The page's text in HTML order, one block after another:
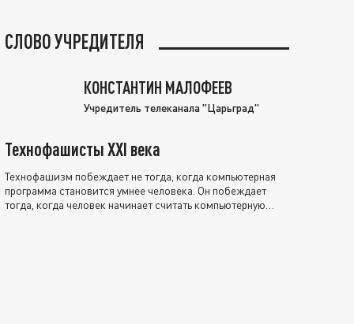
СЛОВО УЧРЕДИТЕЛЯ
КОНСТАНТИН МАЛОФЕЕВ
Учредитель телеканала "Царьград"
Технофашисты XXI века
Технофашизм побеждает не тогда, когда компьютерная
программа становится умнее человека. Он побеждает
тогда, когда человек начинает считать компьютерную